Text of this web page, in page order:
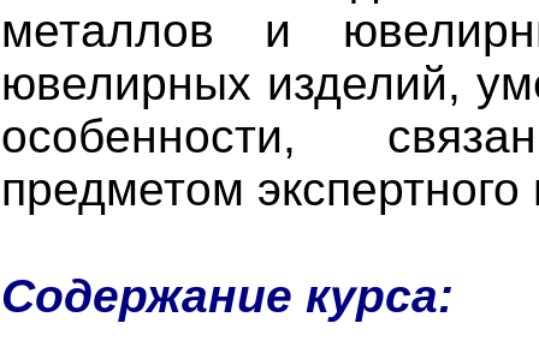
металлов и
ювелирных изделий,
особенности,
предметом
Содержание курса: